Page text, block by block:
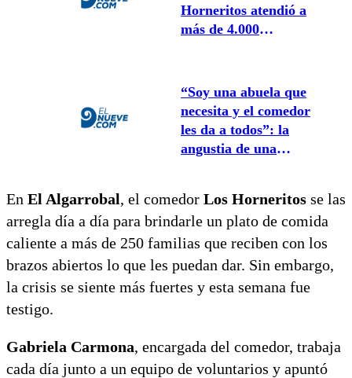
Horneritos atendió a
más de 4.000
“Soy una abuela que
necesita y el comedor
les da a todos”: la
angustia de una
Horneritos
En El Algarrobal, el comedor Los Horneritos se las
arregla día a día para brindarle un plato de comida
caliente a más de 250 familias que reciben con los
brazos abiertos lo que les puedan dar. Sin embargo,
la crisis se siente más fuertes y esta semana fue
testigo.
Gabriela Carmona, encargada del comedor, trabaja
cada día junto a un equipo de voluntarios y apuntó